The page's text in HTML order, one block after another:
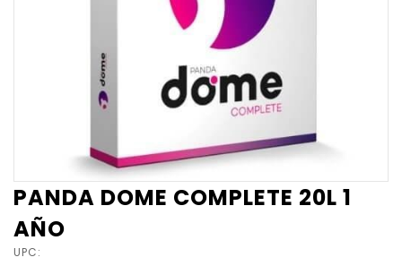
PANDA DOME COMPLETE 20L 1
AÑO
UPC: